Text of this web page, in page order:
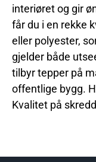
interiøret og gir
får du i en rekke
eller polyester,
gjelder både
tilbyr tepper på
offentlige bygg.
Kvalitet på